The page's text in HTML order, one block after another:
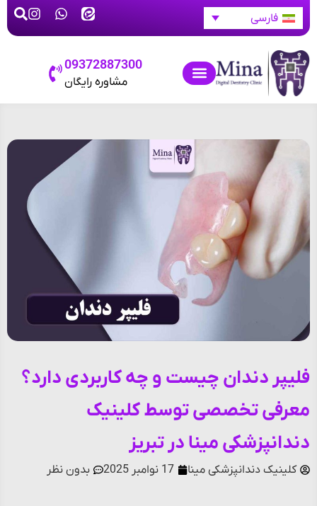
فارسی
09372887300
مشاوره رایگان
فلیپر دندان چیست و چه کاربردی دارد؟
معرفی تخصصی توسط کلینیک
دندانپزشکی مینا در تبریز
کلینیک دندانپزشکی مینا 17 نوامبر 2025 بدون نظر